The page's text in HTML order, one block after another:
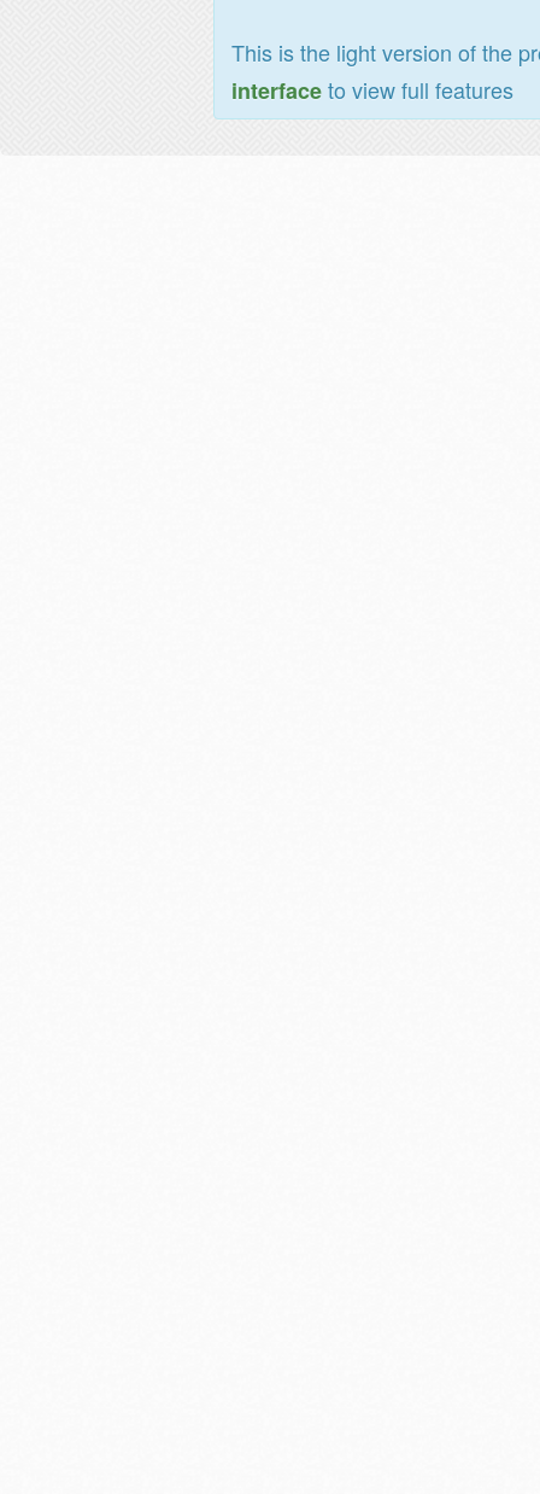
This is the light version of the
interfaceto view full features